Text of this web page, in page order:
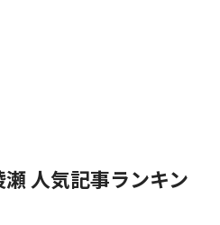
人気記事ランキン